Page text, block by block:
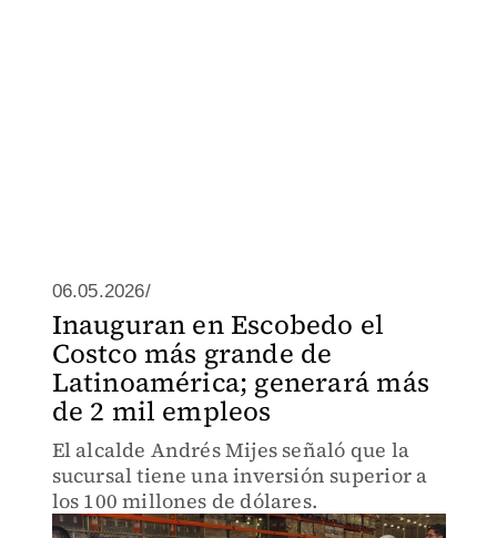
06.05.2026/
Inauguran en Escobedo el
Costco más grande de
Latinoamérica; generará más
de 2 mil empleos
El alcalde Andrés Mijes señaló que la
sucursal tiene una inversión superior a
los 100 millones de dólares.